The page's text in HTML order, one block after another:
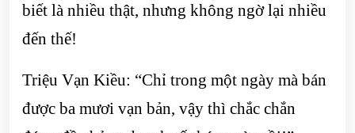
biết là nhiều thật, nhưng không ngờ lại nhiều
đến thế!
Triệu Vạn Kiều: “Chỉ trong một ngày mà bán
được ba mươi vạn bản, vậy thì chắc chắn